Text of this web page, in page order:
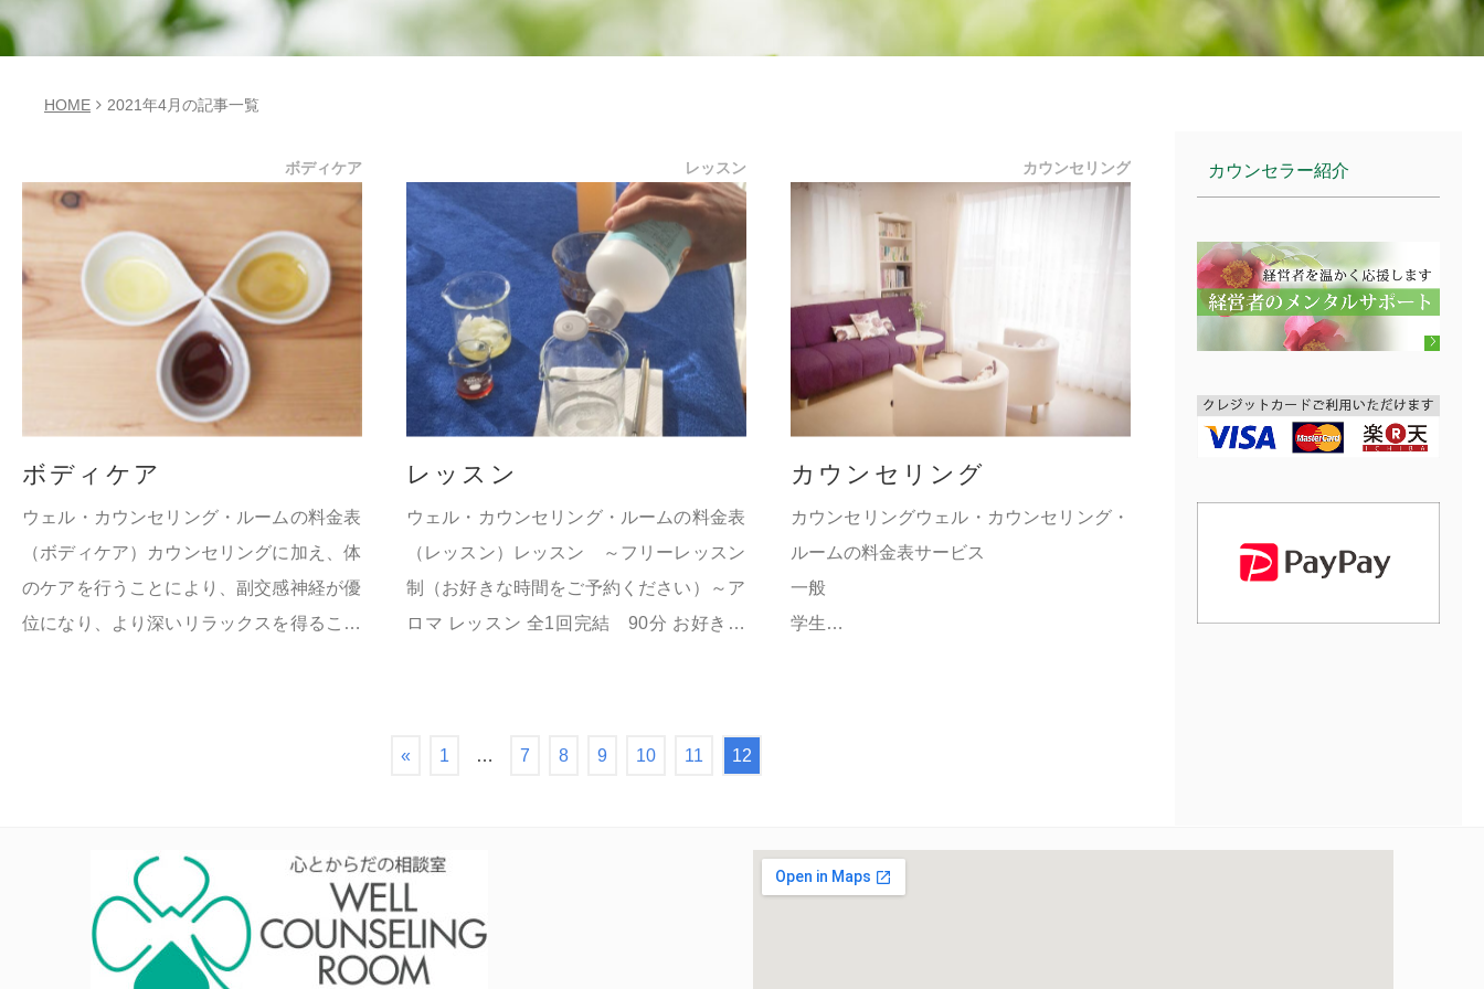
HOME 2021年4月の記事一覧
ボディケア
ボディケア
ウェル・カウンセリング・ルームの料金表
（ボディケア）カウンセリングに加え、体
のケアを行うことにより、副交感神経が優
位になり、より深いリラックスを得ること
レッスン
レッスン
ウェル・カウンセリング・ルームの料金表
（レッスン）レッスン ～フリーレッスン
制（お好きな時間をご予約ください）～ア
ロマ レッスン 全1回完結 90分 お好きな
カウンセリング
カウンセリング
カウンセリングウェル・カウンセリング・
ルームの料金表サービス
一般
学生
« 1 … 7 8 9 10 11 12
カウンセラー紹介